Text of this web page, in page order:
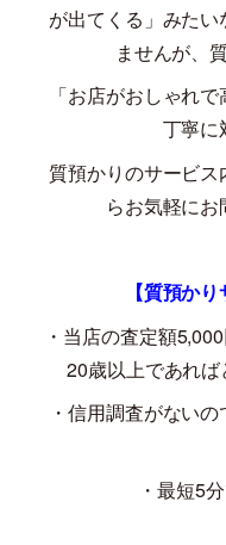
が出てくる」みた
ませんが、
「お店がおしゃれ
丁寧に
質預かりのサービ
らお気軽にお
【質預か
・当店の査定額5,000
20歳以上であれば
・信用調査がない
・最短5